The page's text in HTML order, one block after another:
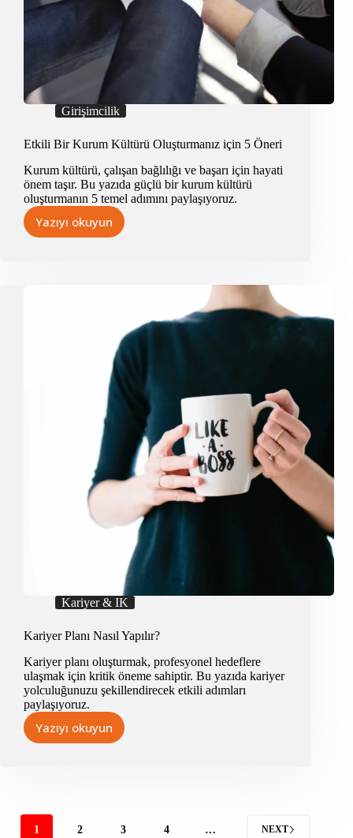
Girişimcilik
Etkili Bir Kurum Kültürü Oluşturmanız için 5 Öneri
Kurum kültürü, çalışan bağlılığı ve başarı için hayati
önem taşır. Bu yazıda güçlü bir kurum kültürü
oluşturmanın 5 temel adımını paylaşıyoruz.
Yazıyı okuyun
Etkili
Kariyer & IK
Kariyer Planı Nasıl Yapılır?
Kariyer planı oluşturmak, profesyonel hedeflere
ulaşmak için kritik öneme sahiptir. Bu yazıda kariyer
yolculuğunuzu şekillendirecek etkili adımları
paylaşıyoruz.
Yazıyı okuyun
Kariyer
1 2 3 4 … NEXT